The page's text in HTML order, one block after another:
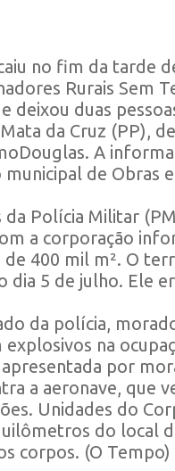
no fim da tarde
Rurais Sem
e deixou duas
da Cruz (PP),
A
de Obras
Polícia Militar
a corporação
de 400 mil m². O
dia 5 de julho. Ele
da polícia,
na
por
a aeronave, que
Unidades do
do local
corpos. (O Tempo)